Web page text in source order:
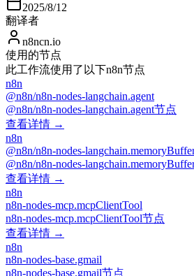
2025/8/12
翻译者
n8ncn.io
使用的节点
此工作流使用了以下n8n节点
n8n
@n8n/n8n-nodes-langchain.agent
@n8n/n8n-nodes-langchain.agent节点
查看详情 →
n8n
@n8n/n8n-nodes-
@n8n/n8n-nodes-
查看详情 →
n8n
n8n-nodes-mcp.mcpClientTool
n8n-nodes-mcp.mcpClientTool节点
查看详情 →
n8n
n8n-nodes-base.gmail
n8n-nodes-base.gmail节点